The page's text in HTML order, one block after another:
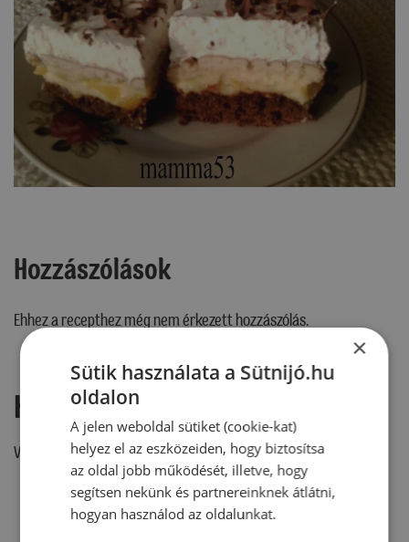
Hozzászólások
Ehhez a recepthez még nem érkezett hozzászólás.
Hozzászólás írása
Vélemény írásához, kérjük,jelentkezz be!
×
Sütik használata a Sütnijó.hu
oldalon
A jelen weboldal sütiket (cookie-kat)
helyez el az eszközeiden, hogy biztosítsa
az oldal jobb működését, illetve, hogy
segítsen nekünk és partnereinknek átlátni,
hogyan használod az oldalunkat.